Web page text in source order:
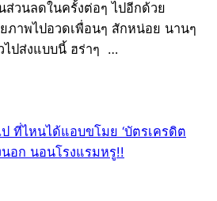
ส่วนลดในครั้งต่อๆ ไปอีกด้วย
าพไปอวดเพื่อนๆ สักหน่อย นานๆ
ไปส่งแบบนี้ ฮร่าๆ …